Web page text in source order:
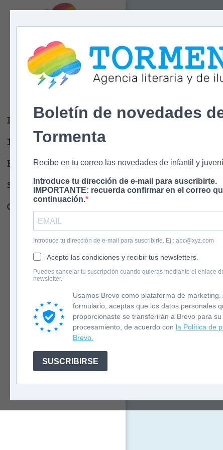
Boletín de novedades
Tormenta
Recibe en tu correo las novedades de infantil y
Introduce tu dirección de e-mail para suscribirte.
IMPORTANTE: recuerda confirmar en el correo
continuación.
Introduce tu dirección de e-mail para suscribirte. Ej.: abc@xyz.com
Acepto las condiciones y recibir tus newsletters.
Puedes cancelar tu suscripción cuando quieras mediante el enlace
newsletter.
Usamos Brevo como plataforma de marketing.
formulario, aceptas que los datos personales
proporcionaste se transferirán a Brevo para su
procesamiento, de acuerdo con la Política de
Brevo.
SUSCRIBIRSE
Tormenta
Agencia literaria
Libros
Ilustradores
Escritores
Sobre nosotros
Contacto
English version
Newsletter
¿Has
MUY
¿Has
muchos
¿NO TE